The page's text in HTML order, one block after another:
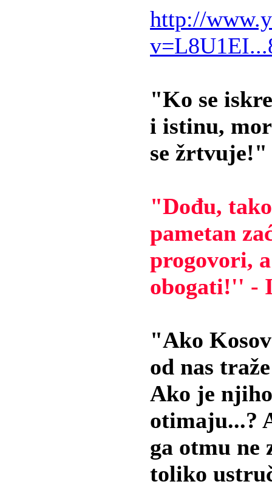
http://
"Ko se
i istinu,
se žrtvuje!"
"Dođu,
pametan
progovori,
obogati!'' -
"Ako
od nas
Ako je
otimaju...?
ga otmu ne
toliko